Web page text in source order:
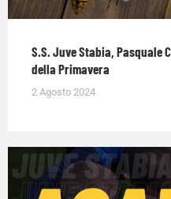
S.S. Juve Stabia, Pasquale
della Primavera
2 Agosto 2024